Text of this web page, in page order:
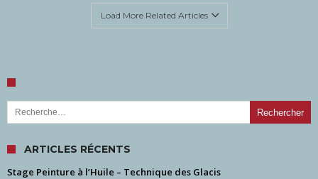
Load More Related Articles
Rechercher :
ARTICLES RÉCENTS
Stage Peinture à l’Huile – Technique des Glacis